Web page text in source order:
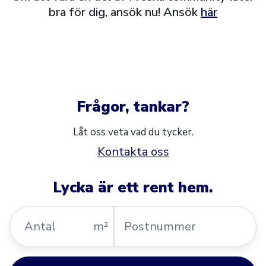
bra för dig, ansök nu! Ansök här
Frågor, tankar?
Låt oss veta vad du tycker.
Kontakta oss
Lycka är ett rent hem.
Antal
m²